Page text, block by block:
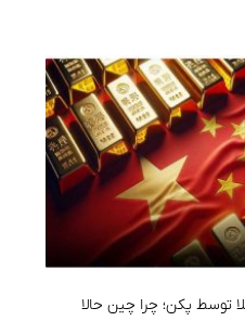
توسط پکن؛ چرا چین حالا